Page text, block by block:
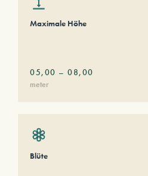
Maximale Höhe
05,00 – 08,00
meter
Blüte